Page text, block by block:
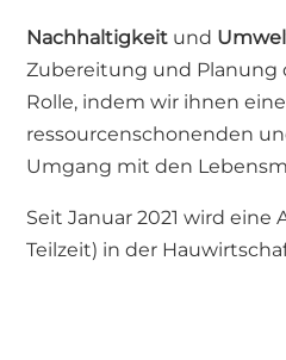
Nachhaltigkeit und
Zubereitung und Planung
Rolle, indem wir ihnen
ressourcenschonenden
Umgang mit den
Seit Januar 2021 wird eine
Teilzeit) in der